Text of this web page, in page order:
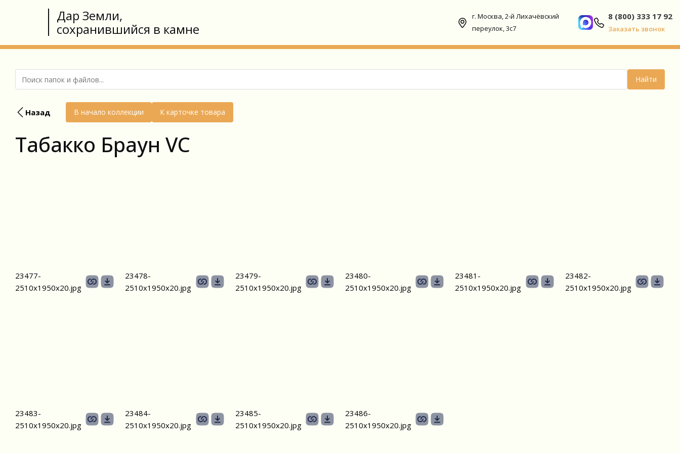
Дар Земли,
сохранившийся в камне
г. Москва, 2-й Лихачёвский
переулок, 3с7
8 (800) 333 17 92
Заказать звонок
Найти
Назад В начало коллекции К карточке товара
Табакко Браун VC
23477-
2510х1950x20.jpg
23478-
2510х1950x20.jpg
23479-
2510х1950x20.jpg
23480-
2510х1950x20.jpg
23481-
2510х1950x20.jpg
23482-
2510х1950x20.jpg
23483-
2510х1950x20.jpg
23484-
2510х1950x20.jpg
23485-
2510х1950x20.jpg
23486-
2510х1950x20.jpg